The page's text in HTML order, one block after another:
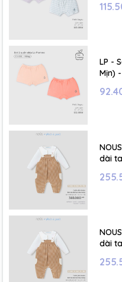
- Size 5 - 6Y: ( Viết tắt: 5Y)
☁️ Bảng Size Mũ, Giày và
- NB : Dưới 6 kg
- Size S: 0-6 tháng
- Size M : 6-12 tháng
- Size L : 12-24 tháng
- Size XL :2- 6 tuổi
LP -
Mịn)
dài
dài